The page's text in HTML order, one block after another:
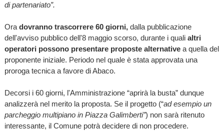
di partenariato”.
Ora dovranno trascorrere 60 giorni, dalla pubblicazione
dell'avviso pubblico dell'8 maggio scorso, durante i quali altri
operatori possono presentare proposte alternativea quella del
proponente iniziale. Periodo nel quale è stata approvata una
proroga tecnica a favore di Abaco.
Decorsi i 60 giorni, l'Amministrazione “aprirà la busta” dunque
analizzerà nel merito la proposta. Se il progetto (“ad esempio un
parcheggio multipiano in Piazza Galimberti”) non sarà ritenuto
interessante, il Comune potrà decidere di non procedere.